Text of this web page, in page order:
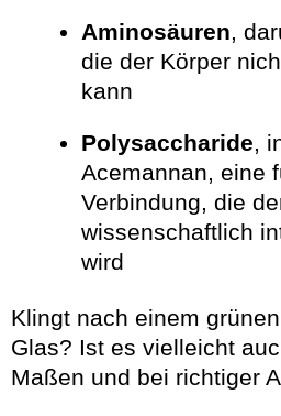
Aminosäuren,
die der Körper
kann
Polysaccharide,
Acemannan, eine
Verbindung, die
wissenschaftlich
wird
Klingt nach einem
Glas? Ist es vielleicht
Maßen und bei richtiger